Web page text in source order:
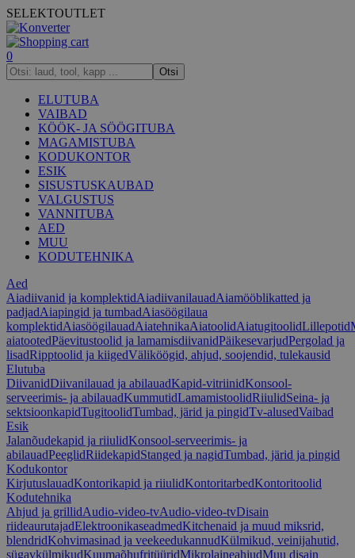
SELEKTOUTLET
0
Otsi
ELUTUBA
VAIBAD
KÖÖK- JA SÖÖGITUBA
MAGAMISTUBA
KODUKONTOR
ESIK
SISUSTUSKAUBAD
VALGUSTUS
VANNITUBA
AED
MUU
KODUTEHNIKA
Aed
Aiadiivanid ja komplektidAiadiivanilauadAiamööblikatted ja
padjadAiapingid ja tumbadAiasöögilaua
komplektidAiasöögilauadAiatehnikaAiatoolidAiatugitoolidLillepotid
aiatootedPäevitustoolid ja lamamisdiivanidPäikesevarjudPergolad ja
lisadRipptoolid ja kiigedVäliköögid, ahjud, soojendid, tulekausid
Elutuba
DiivanidDiivanilauad ja abilauadKapid-vitriinidKonsool-
serveerimis- ja abilauadKummutidLamamistoolidRiiulidSeina- ja
sektsioonkapidTugitoolidTumbad, järid ja pingidTv-alusedVaibad
Esik
Jalanõudekapid ja riiulidKonsool-serveerimis- ja
abilauadPeeglidRiidekapidStanged ja nagidTumbad, järid ja pingid
Kodukontor
KirjutuslauadKontorikapid ja riiulidKontoritarbedKontoritoolid
Kodutehnika
Ahjud ja grillidAudio-video-tvAudio-video-tvDisain
riideaurutajadElektroonikaseadmedKitchenaid ja muud miksrid,
blendridKohvimasinad ja veekeedukannudKülmikud, veinijahutid,
sügavkülmikudKuumaõhufritüüridMikrolaineahjudMuu disain